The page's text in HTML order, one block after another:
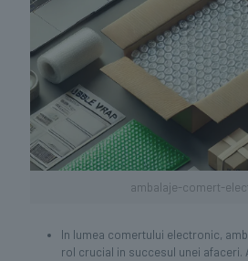
ambalaje-comert-
In lumea comertului electronic,
rol crucial in succesul unei afaceri.